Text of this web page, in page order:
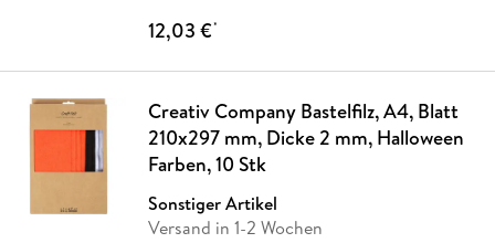
12,03 €*
Creativ Company Bastelfilz, A4, Blatt
210x297 mm, Dicke 2 mm, Halloween
Farben, 10 Stk
Sonstiger Artikel
Versand in 1-2 Wochen